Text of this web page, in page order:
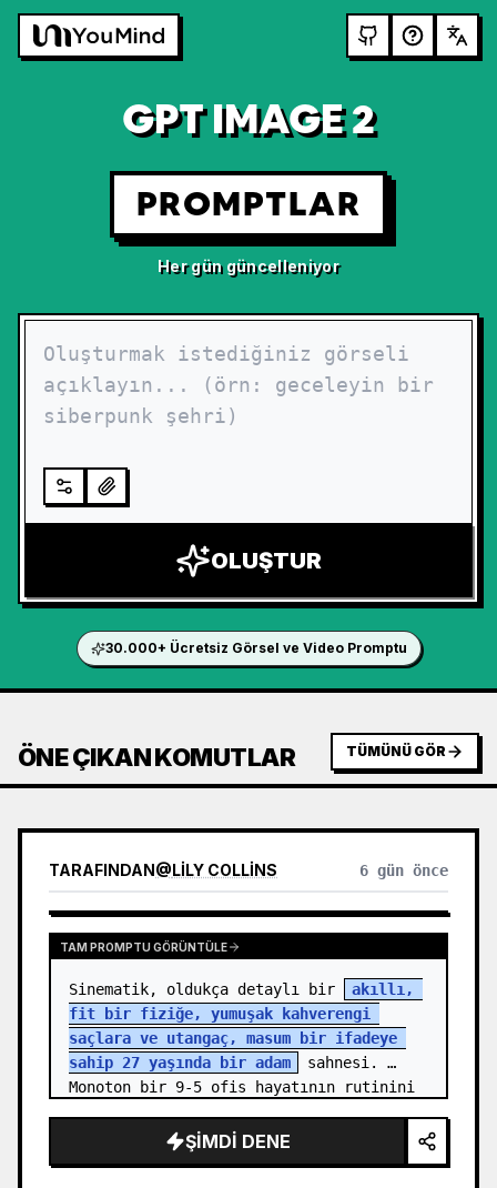
GPT IMAGE 2
PROMPTLAR
Her gün güncelleniyor
OLUŞTUR
30.000+ Ücretsiz Görsel ve Video Promptu
ÖNE ÇIKAN KOMUTLAR TÜMÜNÜ GÖR
TARAFINDAN@LILY COLLINS 6 gün önce
TAM PROMPTU GÖRÜNTÜLE
Sinematik, oldukça detaylı bir
akıllı,
fit bir fiziğe, yumuşak kahverengi
saçlara ve utangaç, masum bir ifadeye
sahip 27 yaşında bir adam
sahnesi.
Monoton bir 9-5 ofis hayatının rutinini
ŞIMDI DENE